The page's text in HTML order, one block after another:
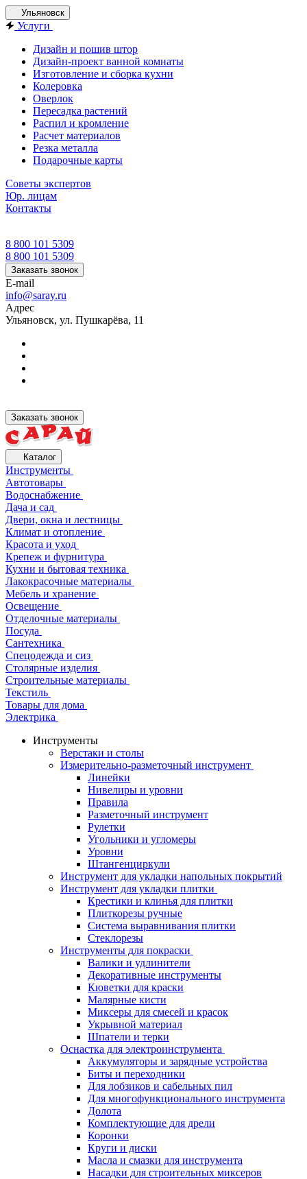
Ульяновск
Услуги
Дизайн и пошив штор
Дизайн-проект ванной комнаты
Изготовление и сборка кухни
Колеровка
Оверлок
Пересадка растений
Распил и кромление
Расчет материалов
Резка металла
Подарочные карты
Советы экспертов
Юр. лицам
Контакты
8 800 101 5309
8 800 101 5309
Заказать звонок
E-mail
info@saray.ru
Адрес
Ульяновск, ул. Пушкарёва, 11
Заказать звонок
Каталог
Инструменты
Автотовары
Водоснабжение
Дача и сад
Двери, окна и лестницы
Климат и отопление
Красота и уход
Крепеж и фурнитура
Кухни и бытовая техника
Лакокрасочные материалы
Мебель и хранение
Освещение
Отделочные материалы
Посуда
Сантехника
Спецодежда и сиз
Столярные изделия
Строительные материалы
Текстиль
Товары для дома
Электрика
Инструменты
Верстаки и столы
Измерительно-разметочный инструмент
Линейки
Нивелиры и уровни
Правила
Разметочный инструмент
Рулетки
Угольники и угломеры
Уровни
Штангенциркули
Инструмент для укладки напольных покрытий
Инструмент для укладки плитки
Крестики и клинья для плитки
Плиткорезы ручные
Система выравнивания плитки
Стеклорезы
Инструменты для покраски
Валики и удлинители
Декоративные инструменты
Кюветки для краски
Малярные кисти
Миксеры для смесей и красок
Укрывной материал
Шпатели и терки
Оснастка для электроинструмента
Аккумуляторы и зарядные устройства
Биты и переходники
Для лобзиков и сабельных пил
Для многофункционального инструмента
Долота
Комплектующие для дрели
Коронки
Круги и диски
Масла и смазки для инструмента
Насадки для строительных миксеров